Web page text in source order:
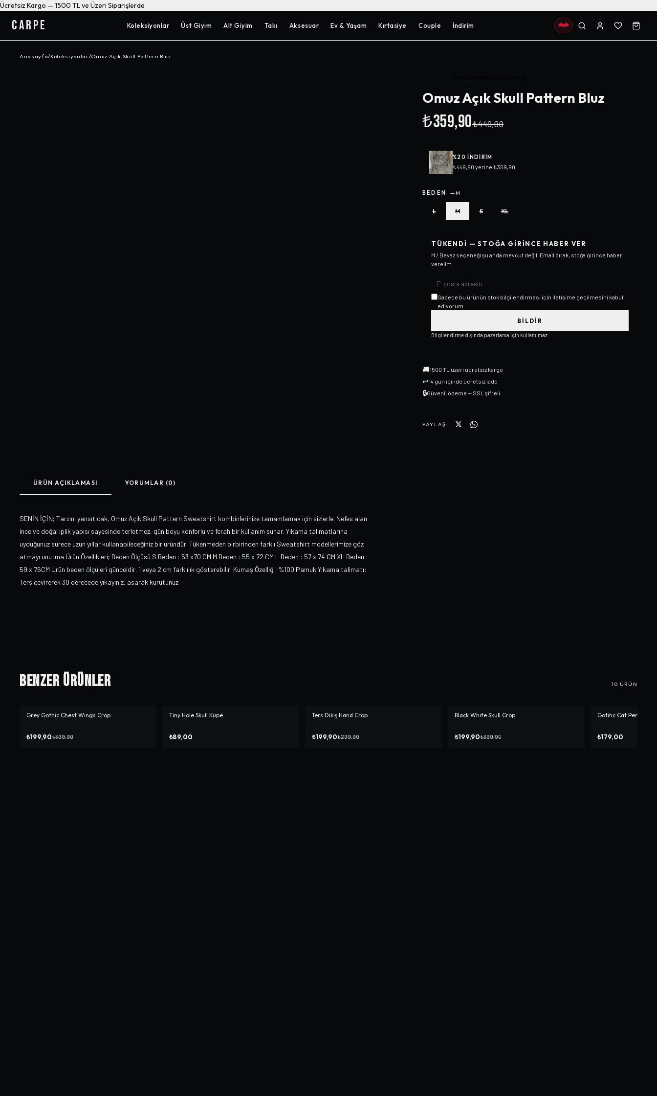
Ücretsiz Kargo — 1500 TL ve Üzeri Siparişlerde
CARPE Koleksiyonlar Üst Giyim Alt Giyim Takı Aksesuar Ev & Yaşam Kırtasiye Couple İndirim
Anasayfa/Koleksiyonlar/Omuz Açık Skull Pattern Bluz
Omuz Açık Skull Pattern Bluz
₺359,90₺449,90
%20 INDIRIM
₺449,90 yerine ₺359,90
BEDEN — M
L M S XL
TÜKENDI — STOĞA GIRINCE HABER VER
M / Beyaz seçeneği şu anda mevcut değil. Email bırak, stoğa girince haber
verelim.
Sadece bu ürünün stok bilgilendirmesi için iletişime geçilmesini kabul
ediyorum.
BILDIR
Bilgilendirme dışında pazarlama için kullanılmaz.
🚚1500 TL üzeri ücretsiz kargo
↩14 gün içinde ücretsiz iade
🔒Güvenli ödeme — SSL şifreli
PAYLAŞ:
ÜRÜN AÇIKLAMASI YORUMLAR (0)
SENİN İÇİN; Tarzını yansıtıcak, Omuz Açık Skull Pattern Sweatshirt kombinlerinize tamamlamak için sizlerle. Nefes alan
ince ve doğal iplik yapısı sayesinde terletmez, gün boyu konforlu ve ferah bir kullanım sunar. Yıkama talimatlarına
uyduğunuz sürece uzun yıllar kullanabileceğiniz bir üründür. Tükenmeden birbirinden farklı Sweatshirt modellerimize göz
atmayı unutma Ürün Özellikleri; Beden Ölçüsü S Beden : 53 x70 CM M Beden : 55 x 72 CM L Beden : 57 x 74 CM XL Beden :
59 x 76CM Ürün beden ölçüleri günceldir. 1 veya 2 cm farklılık gösterebilir. Kumaş Özelliği: %100 Pamuk Yıkama talimatı:
Ters çevirerek 30 derecede yıkayınız, asarak kurutunuz
Benzer Ürünler 10 ÜRÜN
-%50
Grey Gothic Chest Wings Crop
₺199,90₺399,90
Tiny Hole Skull Küpe
₺89,00
-%33
Ters Dikiş Hand Crop
₺199,90₺299,90
-%50
Black White Skull Crop
₺199,90₺399,90
Gotihc Cat
₺179,00